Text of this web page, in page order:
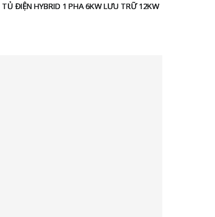
TỦ ĐIỆN HYBRID 1 PHA 6KW LƯU TRỮ 12KW